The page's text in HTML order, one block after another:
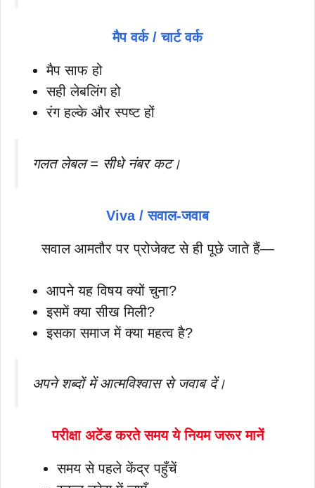
मैप वर्क / चार्ट वर्क
मैप साफ हो
सही लेबलिंग हो
रंग हल्के और स्पष्ट हों
गलत लेबल = सीधे नंबर कट।
Viva / सवाल-जवाब
सवाल आमतौर पर प्रोजेक्ट से ही पूछे जाते हैं—
आपने यह विषय क्यों चुना?
इसमें क्या सीख मिली?
इसका समाज में क्या महत्व है?
अपने शब्दों में आत्मविश्वास से जवाब दें।
परीक्षा अटेंड करते समय ये नियम जरूर मानें
समय से पहले केंद्र पहुँचें